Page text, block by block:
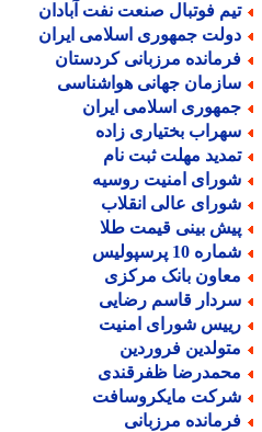
فوتبال صنعت نفت آبادان
جمهوری اسلامی ایران
مرزبانی کردستان
جهانی هواشناسی
اسلامی ایران
بختیاری زاده
مهلت ثبت نام
امنیت روسیه
عالی انقلاب
بینی قیمت طلا
10 پرسپولیس
بانک مرکزی
قاسم رضایی
شورای امنیت
فروردین
ظفرقندی
مایکروسافت
مرزبانی